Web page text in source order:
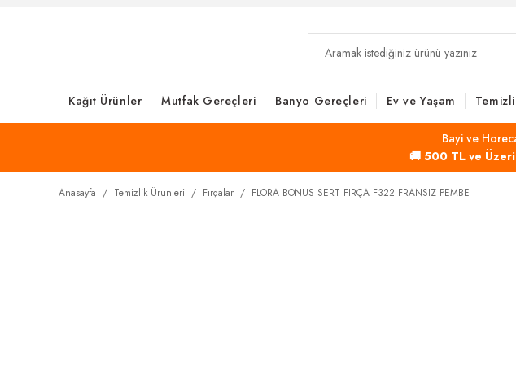
Kağıt Ürünler Mutfak Gereçleri Banyo Gereçleri Ev ve Yaşam
Bayi ve
🚚 500 TL ve
Anasayfa Temizlik Ürünleri Fırçalar FLORA BONUS SERT FIRÇA F322 FRANSIZ PEMBE